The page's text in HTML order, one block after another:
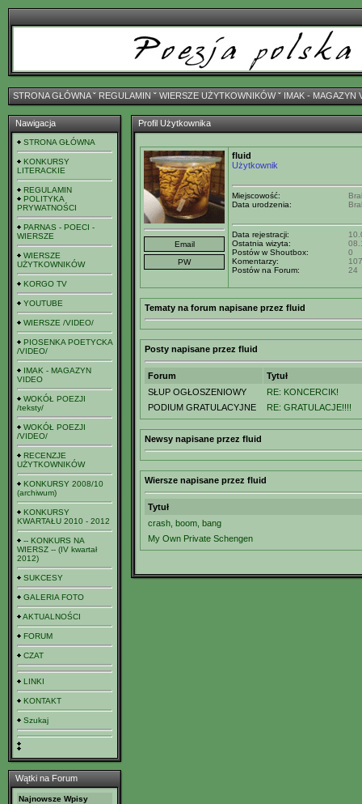
STRONA GŁÓWNAˇ REGULAMIN ˇ WIERSZE UŻYTKOWNIKÓWˇ IMAK - MAGAZYN
Nawigacja
STRONA GŁÓWNA
KONKURSY
LITERACKIE
REGULAMIN
POLITYKA
PRYWATNOŚCI
PARNAS - POECI -
WIERSZE
WIERSZE
UŻYTKOWNIKÓW
KORGO TV
YOUTUBE
WIERSZE /VIDEO/
PIOSENKA POETYCKA
/VIDEO/
IMAK - MAGAZYN
VIDEO
WOKÓŁ POEZJI
/teksty/
WOKÓŁ POEZJI
/VIDEO/
RECENZJE
UŻYTKOWNIKÓW
KONKURSY 2008/10
(archiwum)
KONKURSY
KWARTAŁU 2010 - 2012
-- KONKURS NA
WIERSZ -- (IV kwartał
2012)
SUKCESY
GALERIA FOTO
AKTUALNOŚCI
FORUM
CZAT
LINKI
KONTAKT
Szukaj
Wątki na Forum
Najnowsze Wpisy
Profil Użytkownika
fluid
Użytkownik
Miejscowość:
Data urodzenia:
Data rejestracji:
Ostatnia wizyta:
Postów w Shoutbox:
0
Komentarzy:
107
Postów na Forum:
24
Tematy na forum napisane przez fluid
Posty napisane przez fluid
Forum
Tytuł
SŁUP OGŁOSZENIOWY
RE: KONCERCIK!
PODIUM GRATULACYJNE
RE: GRATULACJE!!!!
Newsy napisane przez fluid
Wiersze napisane przez fluid
Tytuł
crash, boom, bang
My Own Private Schengen